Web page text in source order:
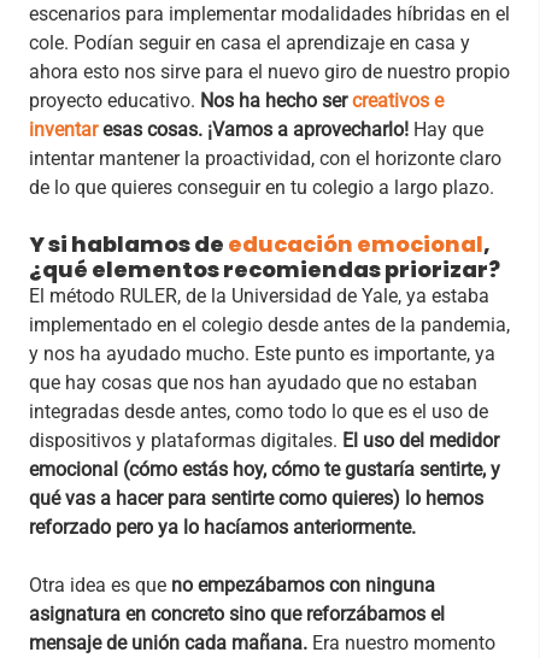
escenarios para implementar modalidades híbridas en el
cole. Podían seguir en casa el aprendizaje en casa y
ahora esto nos sirve para el nuevo giro de nuestro propio
proyecto educativo. Nos ha hecho sercreativos e
inventaresas cosas. ¡Vamos a aprovecharlo! Hay que
intentar mantener la proactividad, con el horizonte claro
de lo que quieres conseguir en tu colegio a largo plazo.
Y si hablamos de educación emocional,
¿qué elementos recomiendas priorizar?
El método RULER, de la Universidad de Yale, ya estaba
implementado en el colegio desde antes de la pandemia,
y nos ha ayudado mucho. Este punto es importante, ya
que hay cosas que nos han ayudado que no estaban
integradas desde antes, como todo lo que es el uso de
dispositivos y plataformas digitales. El uso del medidor
emocional (cómo estás hoy, cómo te gustaría sentirte, y
qué vas a hacer para sentirte como quieres) lo hemos
reforzado pero ya lo hacíamos anteriormente.
Otra idea es que no empezábamos con ninguna
asignatura en concreto sino que reforzábamos el
mensaje de unión cada mañana. Era nuestro momento